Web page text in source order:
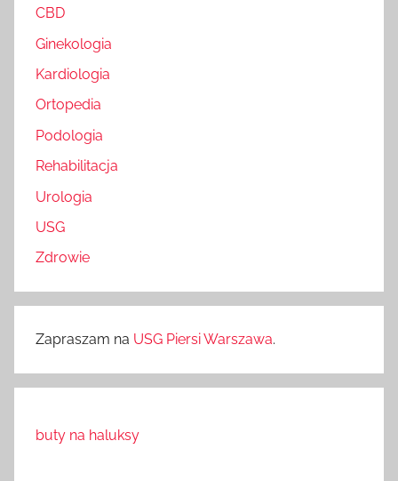
CBD
Ginekologia
Kardiologia
Ortopedia
Podologia
Rehabilitacja
Urologia
USG
Zdrowie
Zapraszam na USG Piersi Warszawa.
buty na haluksy